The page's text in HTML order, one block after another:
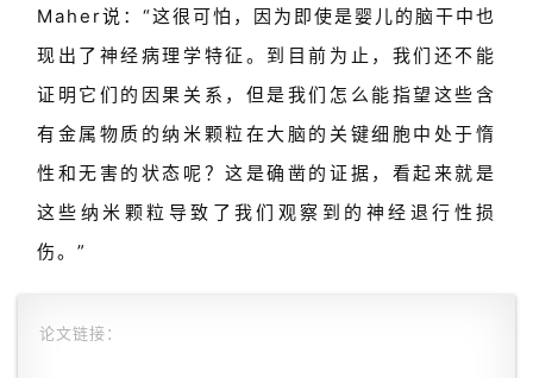
平
药
时
代
学
苑
登录 注册
Maher说：“这很可怕，因为即使是婴儿的脑干中也
现出了神经病理学特征。到目前为止，我们还不能
证明它们的因果关系，但是我们怎么能指望这些含
有金属物质的纳米颗粒在大脑的关键细胞中处于惰
性和无害的状态呢？这是确凿的证据，看起来就是
这些纳米颗粒导致了我们观察到的神经退行性损
伤。”
论文链接：